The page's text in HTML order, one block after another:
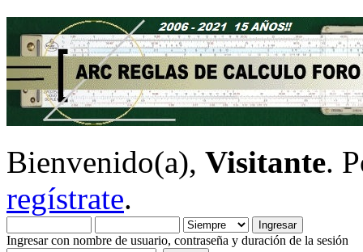
Bienvenido(a), Visitante.
regístrate.
Ingresar con nombre de usuario, contraseña y duración de la sesión